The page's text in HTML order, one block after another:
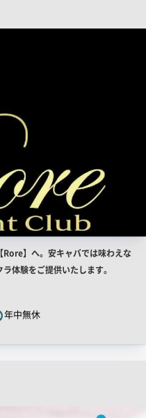
】へ。安キャバでは味わえな
体験をご提供いたします。
年中無休